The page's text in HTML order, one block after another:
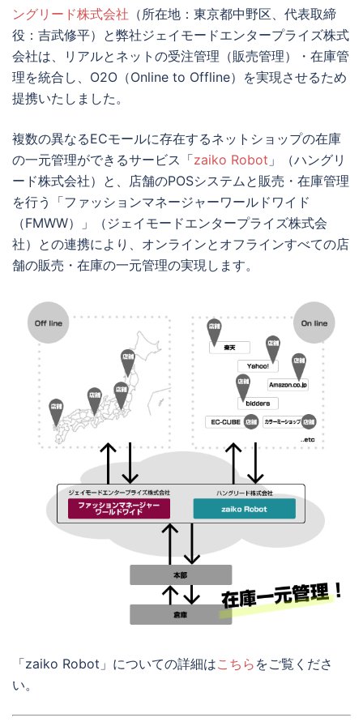
ングリード株式会社 （所在地：東京都中野区、代表取締
役：吉武修平）と弊社ジェイモードエンタープライズ株式
会社は、リアルとネットの受注管理（販売管理）・在庫管
理を統合し、O2O（Online to Offline）を実現させるため
提携いたしました。
複数の異なるECモールに存在するネットショップの在庫
の一元管理ができるサービス「zaiko Robot 」（ハングリ
ード株式会社）と、店舗のPOSシステムと販売・在庫管理
を行う「ファッションマネージャーワールドワイド
（FMWW）」（ジェイモードエンタープライズ株式会
社）との連携により、オンラインとオフラインすべての店
舗の販売・在庫の一元管理の実現します。
「zaiko Robot」についての詳細はこちら をご覧くださ
い。